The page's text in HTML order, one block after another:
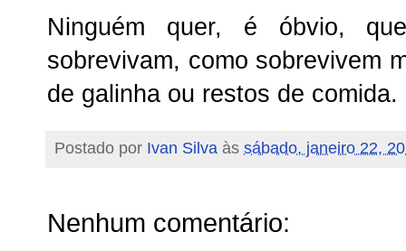
Ninguém quer, é óbvio,
sobrevivam, como sobrevivem
de galinha ou restos de comida.
Postado por Ivan Silva às sábado, janeiro 22,
Nenhum comentário: